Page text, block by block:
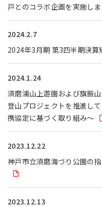
戸とのコラボ企画を実施し
2024.2.7
2024年3月期 第3四半期決算
2024.1.24
須磨浦山上遊園および旗振
登山プロジェクトを推進し
携協定に基づく取り組み～
2023.12.22
神戸市立須磨海づり公園の
2023.12.13